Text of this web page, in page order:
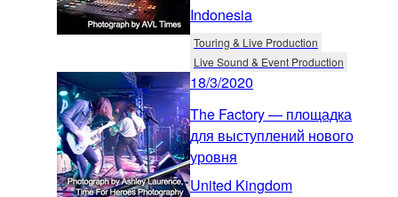
Indonesia
Touring & Live Production
Live Sound & Event Production
18/3/2020
The Factory — площадка
для выступлений нового
уровня
United Kingdom